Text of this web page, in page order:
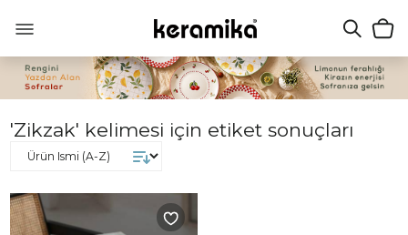
'Zikzak' kelimesi için etiket sonuçları